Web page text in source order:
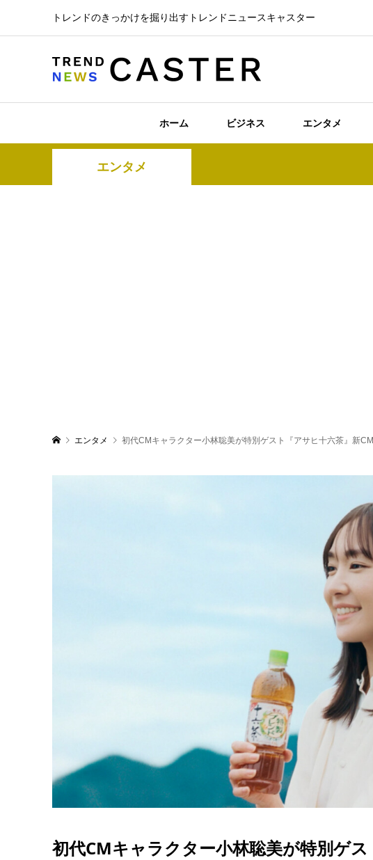
トレンドのきっかけを掘り出すトレンドニュースキャスター
ホーム ビジネス エンタメ
エンタメ
エンタメ 初代CMキャラクター小林聡美が特別ゲスト『アサヒ十六茶』新
初代CMキャラクター小林聡美が特別ゲ